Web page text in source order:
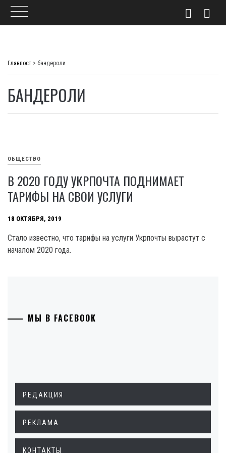
Главпост > бандероли
БАНДЕРОЛИ
ОБЩЕСТВО
В 2020 ГОДУ УКРПОЧТА ПОДНИМАЕТ
ТАРИФЫ НА СВОИ УСЛУГИ
18 ОКТЯБРЯ, 2019
Стало известно, что тарифы на услуги Укрпочты вырастут с
началом 2020 года.
МЫ В FACEBOOK
РЕДАКЦИЯ
РЕКЛАМА
КОНТАКТЫ